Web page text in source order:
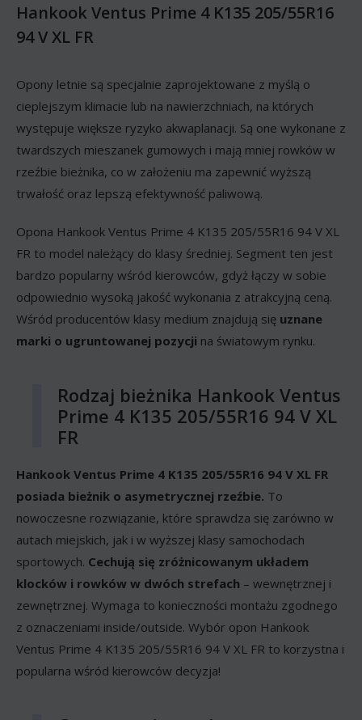
Hankook Ventus Prime 4 K135 205/55R16
94 V XL FR
Opony letnie są specjalnie zaprojektowane z myślą o
cieplejszym klimacie lub na nawierzchniach, na których
występuje większe ryzyko akwaplanacji. Są one wykonane z
twardszych mieszanek gumowych i mają mniej rowków w
rzeźbie bieżnika, co w założeniu ma zapewnić wyższą
trwałość oraz lepszą efektywność paliwową.
Opona Hankook Ventus Prime 4 K135 205/55R16 94 V XL
FR to model należący do klasy średniej. Segment ten jest
bardzo popularny wśród kierowców, gdyż łączy w sobie
odpowiednio wysoką jakość wykonania z atrakcyjną ceną.
Wśród producentów klasy medium znajdują się uznane
marki o ugruntowanej pozycji na światowym rynku.
Rodzaj bieżnika Hankook Ventus
Prime 4 K135 205/55R16 94 V XL
FR
Hankook Ventus Prime 4 K135 205/55R16 94 V XL FR
posiada bieżnik o asymetrycznej rzeźbie. To
nowoczesne rozwiązanie, które sprawdza się zarówno w
autach miejskich, jak i w wyższej klasy samochodach
sportowych. Cechują się zróżnicowanym układem
klocków i rowków w dwóch strefach – wewnętrznej i
zewnętrznej. Wymaga to konieczności montażu zgodnego
z oznaczeniami inside/outside. Wybór opon Hankook
Ventus Prime 4 K135 205/55R16 94 V XL FR to korzystna i
popularna wśród kierowców decyzja!